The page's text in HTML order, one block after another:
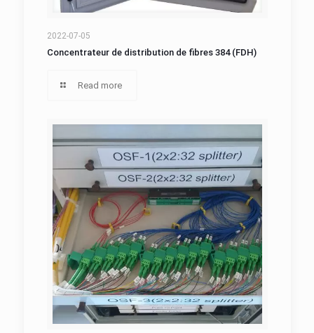
Concentrateur de distribution de fibres 384
2022-07-05
Concentrateur de distribution de fibres 384 (FDH)
Read more